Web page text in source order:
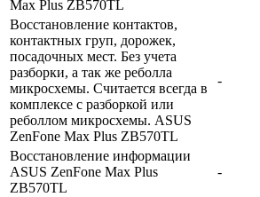
Max Plus ZB570TL
Восстановление контактов,
контактных груп, дорожек,
посадочных мест. Без учета
разборки, а так же реболла
микросхемы. Считается всегда в
комплексе с разборкой или
реболлом микросхемы. ASUS
ZenFone Max Plus ZB570TL
-
Восстановление информации
ASUS ZenFone Max Plus
ZB570TL
-